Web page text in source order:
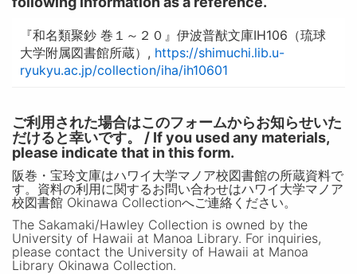
『和名類聚鈔 巻１～２０』伊波普猷文庫IH106（琉球
大学附属図書館所蔵）, https://shimuchi.lib.u-
ryukyu.ac.jp/collection/iha/ih10601
ご利用された場合はこのフォームからお知らせいた
だけると幸いです。 / If you used any materials,
please indicate that in this form.
阪巻・宝玲文庫はハワイ大学マノア校図書館の所蔵資料で
す。資料の利用に関するお問い合わせはハワイ大学マノア
校図書館 Okinawa Collectionへご連絡ください。
The Sakamaki/Hawley Collection is owned by the
University of Hawaii at Manoa Library. For inquiries,
please contact the University of Hawaii at Manoa
Library Okinawa Collection.